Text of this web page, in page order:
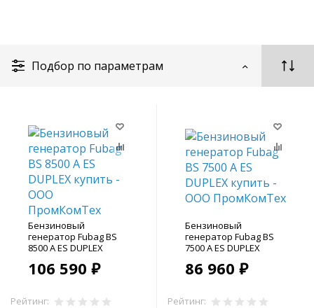
Подбор по параметрам
Бензиновый
генератор Fubag BS
8500 A ES DUPLEX
106 590 ₽
Рейтинг:
Бензиновый
генератор Fubag BS
7500 A ES DUPLEX
86 960 ₽
Рейтинг: